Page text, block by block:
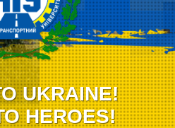
UKRAINE!
HEROES!